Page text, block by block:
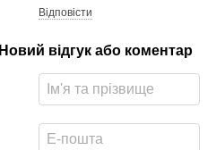
Відповісти
Новий відгук або коментар